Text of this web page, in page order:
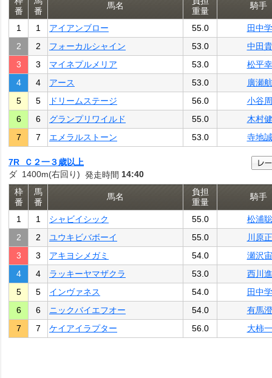
番
番
馬名
重量
騎手
1 1 アイアンブロー 55.0
田中学
2
2 フォーカルシャイン 53.0
中田貴
3
3 マイネプルメリア 53.0
松平幸
4
4 アース 53.0
廣瀬航
5
5 ドリームステージ 56.0
小谷周
6
6 グランプリワイルド 55.0
木村健
7
7 エメラルストーン 53.0 寺地誠
7R Ｃ２一３歳以上
ダ 1400m(右回り) 発走時間 14:40
枠
番
馬
番
馬名
負担
重量
騎手
1 1 シャビイシック 55.0
松浦聡
2
2 ユウキビバボーイ 55.0
川原正
3
3 アキヨシメガミ 54.0
瀬沢宙
4
4 ラッキーヤマザクラ 53.0
西川進
5
5 インヴァネス 54.0
田中学
6
6 ニックバイエフオー 54.0
有馬澄
7
7 ケイアイラプター 56.0 大柿一